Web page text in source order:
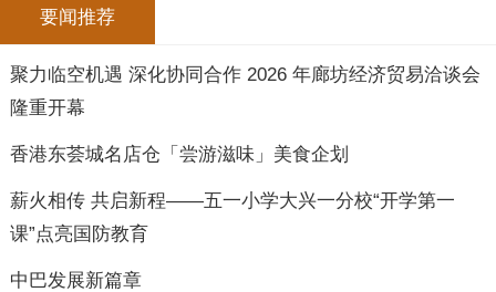
要闻推荐
聚力临空机遇 深化协同合作 2026 年廊坊经济贸易洽谈会
隆重开幕
香港东荟城名店仓「尝游滋味」美食企划
薪火相传 共启新程——五一小学大兴一分校“开学第一
课”点亮国防教育
中巴发展新篇章